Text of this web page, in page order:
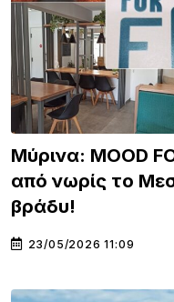
Μύρινα: MOOD
από νωρίς το
βράδυ!
23/05/2026 11:09